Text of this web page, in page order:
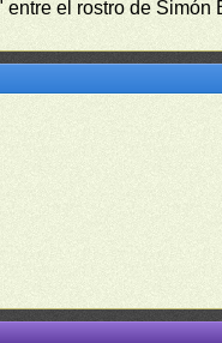
entre el rostro de Simón